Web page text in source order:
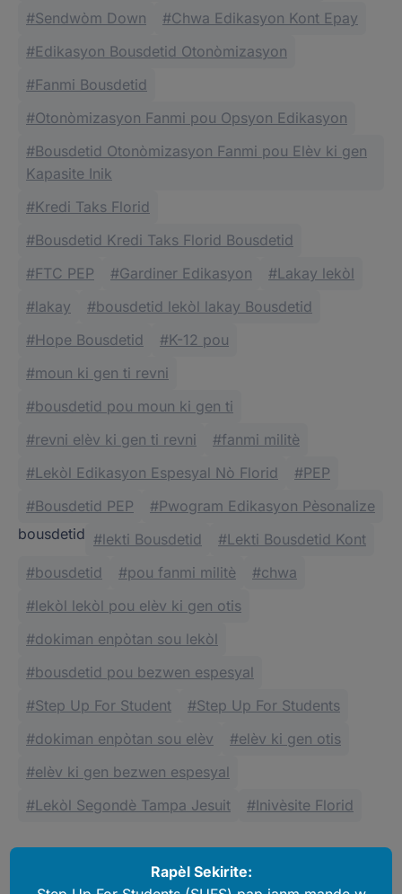
Sendwòm Down
Chwa Edikasyon Kont Epay
Edikasyon Bousdetid Otonòmizasyon
Fanmi Bousdetid
Otonòmizasyon Fanmi pou Opsyon Edikasyon
Bousdetid Otonòmizasyon Fanmi pou Elèv ki gen
Kapasite Inik
Kredi Taks Florid
Bousdetid Kredi Taks Florid Bousdetid
FTC PEP
Gardiner Edikasyon
Lakay lekòl
lakay
bousdetid lekòl lakay Bousdetid
Hope Bousdetid
K-12 pou
moun ki gen ti revni
bousdetid pou moun ki gen ti
revni elèv ki gen ti revni
fanmi militè
Lekòl Edikasyon Espesyal Nò Florid
PEP
Bousdetid PEP
Pwogram Edikasyon Pèsonalize
bousdetid
lekti Bousdetid
Lekti Bousdetid Kont
bousdetid
pou fanmi militè
chwa
lekòl lekòl pou elèv ki gen otis
dokiman enpòtan sou lekòl
bousdetid pou bezwen espesyal
Step Up For Student
Step Up For Students
dokiman enpòtan sou elèv
elèv ki gen otis
elèv ki gen bezwen espesyal
Lekòl Segondè Tampa Jesuit
Inivèsite Florid
Rapèl Sekirite: